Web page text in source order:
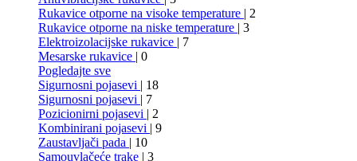
Rukavice otporne na visoke temperature | 2
Rukavice otporne na niske temperature | 3
Elektroizolacijske rukavice | 7
Mesarske rukavice | 0
Pogledajte sve
Sigurnosni pojasevi | 18
Sigurnosni pojasevi | 7
Pozicionirni pojasevi | 2
Kombinirani pojasevi | 9
Zaustavljači pada | 10
Samouvlačeće trake | 3